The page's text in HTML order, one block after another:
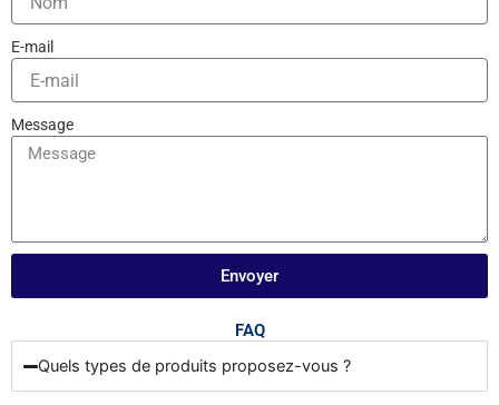
E-mail
Message
Envoyer
FAQ
Quels types de produits proposez-vous ?